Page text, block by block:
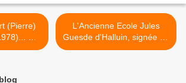
Un
de la
L'Ancienne Ecole Jules
Guesde d'Halluin, signée de
l'Architecte Nordiste Gabriel